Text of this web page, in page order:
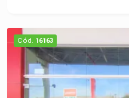
Cód. 16163